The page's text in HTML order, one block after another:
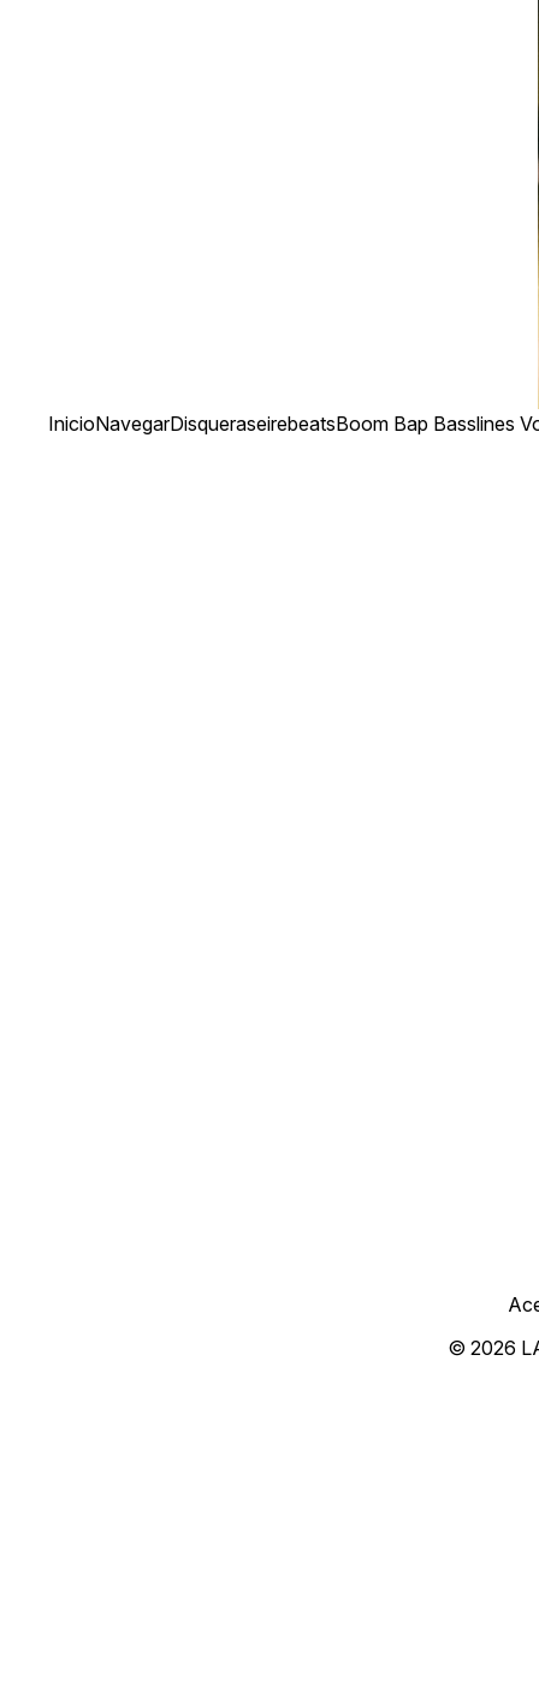
InicioNavegarDisqueraseirebeatsBoom Bap Basslines
© 2026